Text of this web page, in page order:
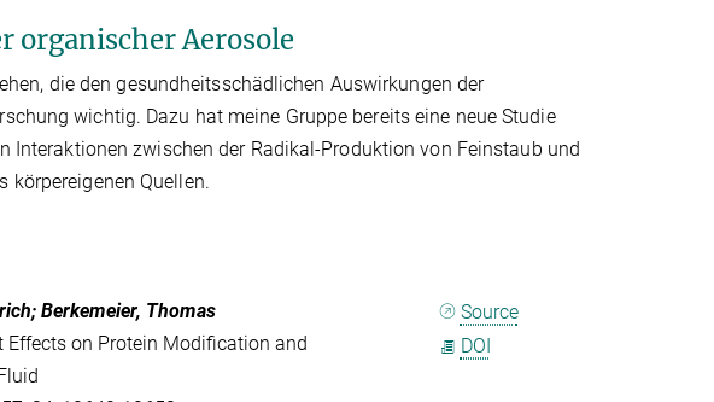
organischer Aerosole
die den gesundheitsschädlichen Auswirkungen der
wichtig. Dazu hat meine Gruppe bereits eine neue Studie
Interaktionen zwischen der Radikal-Produktion von Feinstaub und
körpereigenen Quellen.
Berkemeier, Thomas
on Protein Modification and
Source
DOI